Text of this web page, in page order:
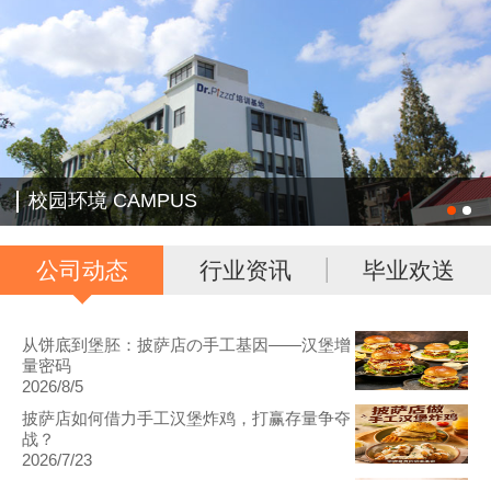
校园环境 CAMPUS
公司动态 行业资讯 毕业欢送
从饼底到堡胚：披萨店の手工基因——汉堡增
量密码
2026/8/5
披萨店如何借力手工汉堡炸鸡，打赢存量争夺
战？
2026/7/23